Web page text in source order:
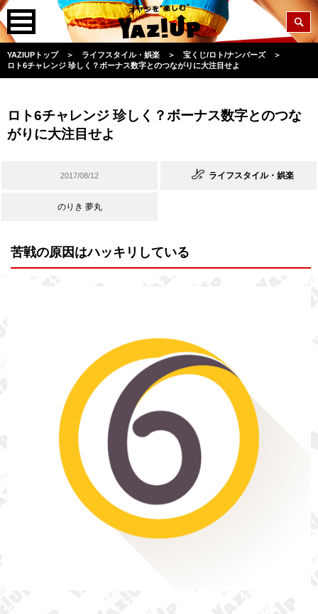
YAZIUPトップ ＞ ライフスタイル・娯楽 ＞ 宝くじ/ロト/ナンバーズ
＞
ロト6チャレンジ 珍しく？ボーナス数字とのつながりに大注目せよ
ロト6チャレンジ 珍しく？ボーナス数字とのつな
がりに大注目せよ
2017/08/12 ライフスタイル・娯楽
のりき 夢丸
苦戦の原因はハッキリしている